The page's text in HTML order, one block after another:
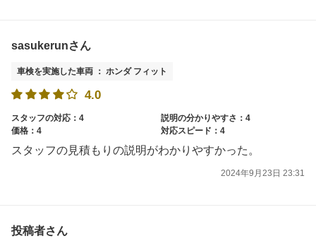
sasukerunさん
車検を実施した車両 ： ホンダ フィット
4.0
スタッフの対応：4
説明の分かりやすさ：4
価格：4
対応スピード：4
スタッフの見積もりの説明がわかりやすかった。
2024年9月23日 23:31
投稿者さん